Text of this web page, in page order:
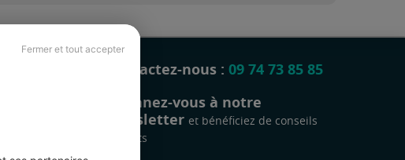
Fermer et tout accepter
Contactez-nous : 09 74 73 85 85
Abonnez-vous à notre
newsletter et bénéficiez de conseils
gratuits